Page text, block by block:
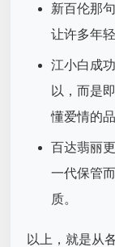
新百伦那
让许多年
江小白成
以，而是
懂爱情的品
百达翡丽
一代保管
质。
以上，就是从